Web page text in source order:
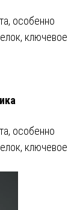
особенно
ключевое
особенно
ключевое